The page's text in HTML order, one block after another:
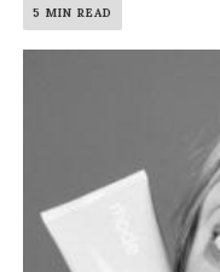
5 MIN READ